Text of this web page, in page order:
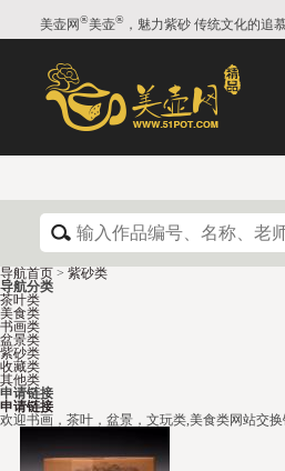
美壶网®美壶® ，魅力紫砂 传统文化的追
导航首页 > 紫砂类
导航分类
茶叶类
美食类
书画类
盆景类
紫砂类
收藏类
其他类
申请链接
申请链接
欢迎书画，茶叶，盆景，文玩类,美食类网站交